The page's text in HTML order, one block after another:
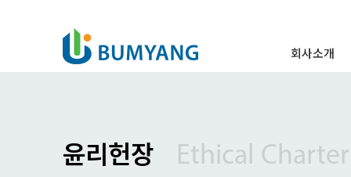
회사소개
조직도
특허 및 표창
윤리헌장 Ethical Charter